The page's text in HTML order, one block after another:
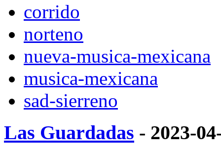
corrido
norteno
nueva-musica-mexicana
musica-mexicana
sad-sierreno
Las Guardadas - 2023-